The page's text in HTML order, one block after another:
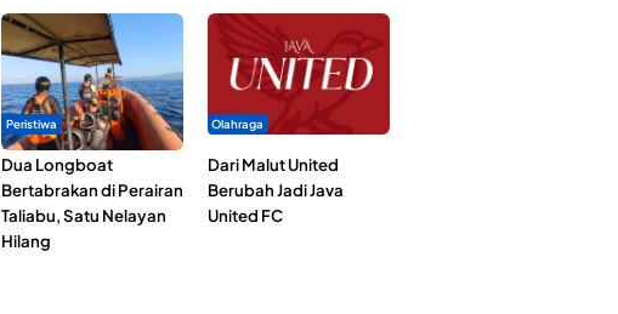
Peristiwa
Dua Longboat
Bertabrakan di Perairan
Taliabu, Satu Nelayan
Hilang
Olahraga
Dari Malut United
Berubah Jadi Java
United FC